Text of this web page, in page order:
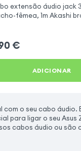
extensão áudio jack
fêmea, 1m Akashi
€
ADICIONAR
com o seu cabo
para ligar o seu
cabos áudio ou